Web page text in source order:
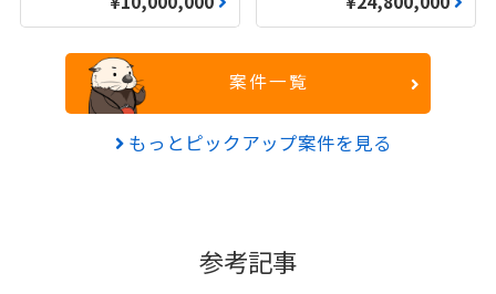
案件一覧
もっとピックアップ案件を見る
参考記事